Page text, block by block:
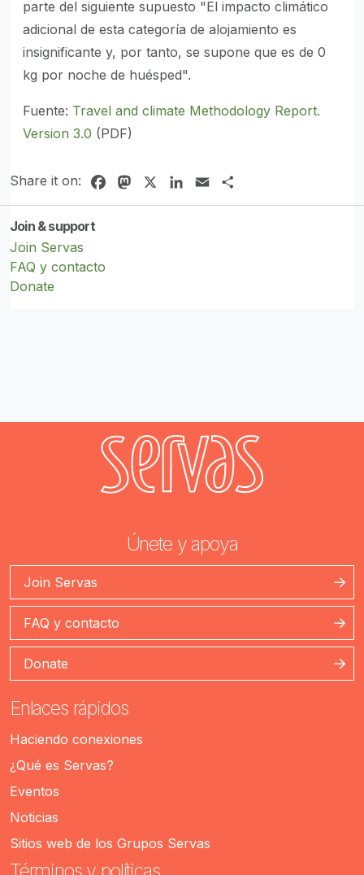
parte del siguiente supuesto "El impacto climático
adicional de esta categoría de alojamiento es
insignificante y, por tanto, se supone que es de 0
kg por noche de huésped".
Fuente: Travel and climate Methodology Report.
Version 3.0 (PDF)
Share it on: FacebookMastodonLinkedIn
Email
Join & support
Join Servas
FAQ y contacto
Donate
Únete y apoya
Join Servas
FAQ y contacto
Donate
Enlaces rápidos
Haciendo conexiones
¿Qué es Servas?
Eventos
Noticias
Sitios web de los Grupos Servas